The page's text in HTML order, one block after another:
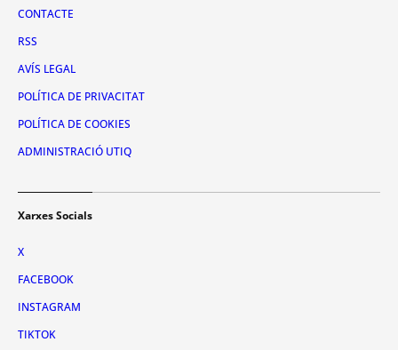
CONTACTE
RSS
AVÍS LEGAL
POLÍTICA DE PRIVACITAT
POLÍTICA DE COOKIES
ADMINISTRACIÓ UTIQ
Xarxes Socials
X
FACEBOOK
INSTAGRAM
TIKTOK